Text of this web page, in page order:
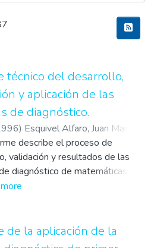
técnico del desarrollo,
y aplicación de las
de diagnóstico.
) Esquivel Alfaro, Juan Manuel
Mary;Loría Meneses,
Monge Porras, Marcela
describe el proceso de
validación y resultados de las
diagnóstico de matemáticas,
y estudios sociales
años. Las pruebas miden
basados en los objetivos
de cada ciclo propuestos por un
de la aplicación de la